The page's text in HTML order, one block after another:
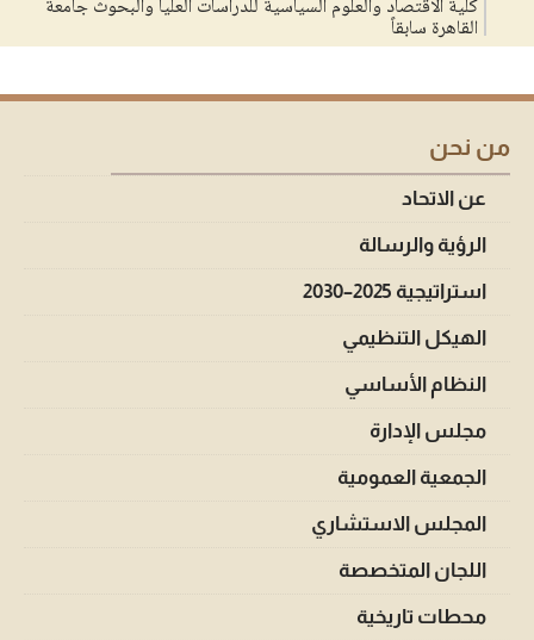
كلية الاقتصاد والعلوم السياسية للدراسات العليا والبحوث جامعة
القاهرة سابقاً
من نحن
عن الاتحاد
الرؤية والرسالة
استراتيجية 2025–2030
الهيكل التنظيمي
النظام الأساسي
مجلس الإدارة
الجمعية العمومية
المجلس الاستشاري
اللجان المتخصصة
محطات تاريخية